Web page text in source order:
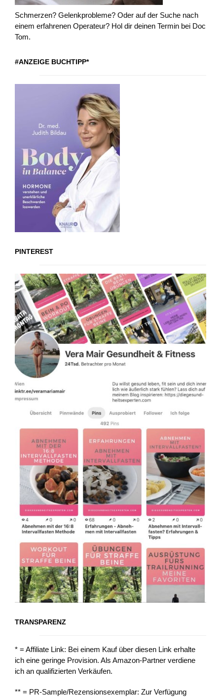
Schmerzen? Gelenkprobleme? Oder auf der Suche nach
einem erfahrenen Operateur? Hol dir deinen Termin bei Doc
Tom.
#ANZEIGE BUCHTIPP*
PINTEREST
TRANSPARENZ
* = Affiliate Link: Bei einem Kauf über diesen Link erhalte
ich eine geringe Provision. Als Amazon-Partner verdiene
ich an qualifizierten Verkäufen.
** = PR-Sample/Rezensionsexemplar: Zur Verfügung